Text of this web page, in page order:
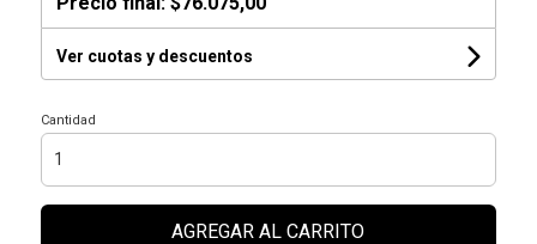
Ver cuotas y descuentos
Cantidad
AGREGAR AL CARRITO